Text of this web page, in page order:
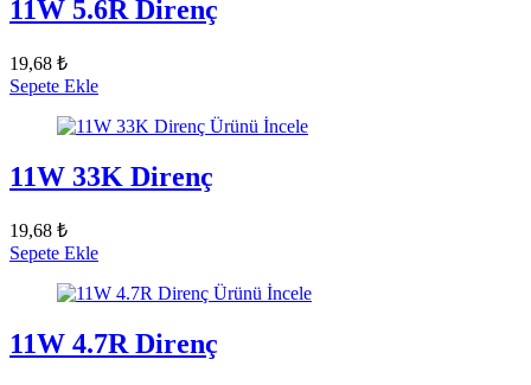
11W 5.6R Direnç
19,68 ₺
Sepete Ekle
Ürünü İncele
11W 33K Direnç
19,68 ₺
Sepete Ekle
Ürünü İncele
11W 4.7R Direnç